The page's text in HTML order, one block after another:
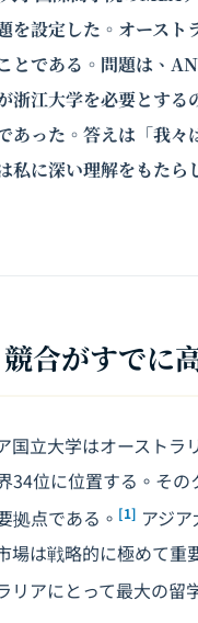
を設定した。オース
とである。問題は、
浙江大学を必要とす
あった。答えは「我
私に深い理解をもた
合がすでに
国立大学はオースト
34位に位置する。そ
拠点である。 [1] アジ
場は戦略的に極めて
リアにとって最大の留